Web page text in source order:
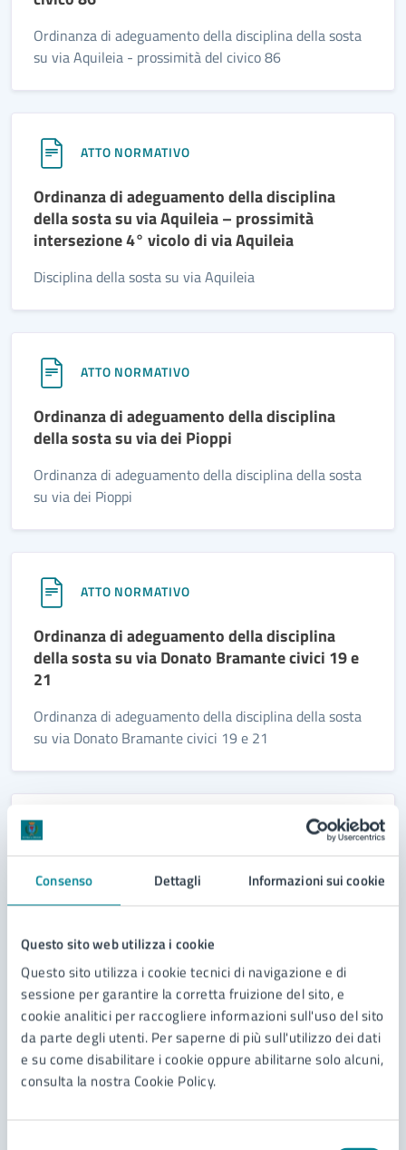
Consenso Dettagli Informazioni sui cookie
Questo sito web utilizza i cookie
Questo sito utilizza i cookie tecnici di navigazione e di
sessione per garantire la corretta fruizione del sito, e
cookie analitici per raccogliere informazioni sull'uso del sito
da parte degli utenti. Per saperne di più sull'utilizzo dei dati
e su come disabilitare i cookie oppure abilitarne solo alcuni,
consulta la nostra Cookie Policy.
Ordinanza di adeguamento della disciplina della sosta
su via Aquileia - prossimità del civico 86
ATTO NORMATIVO
Ordinanza di adeguamento della disciplina
della sosta su via Aquileia – prossimità
intersezione 4° vicolo di via Aquileia
Disciplina della sosta su via Aquileia
ATTO NORMATIVO
Ordinanza di adeguamento della disciplina
della sosta su via dei Pioppi
Ordinanza di adeguamento della disciplina della sosta
su via dei Pioppi
ATTO NORMATIVO
Ordinanza di adeguamento della disciplina
della sosta su via Donato Bramante civici 19 e
21
Ordinanza di adeguamento della disciplina della sosta
su via Donato Bramante civici 19 e 21
Ordinanza di adeguamento della disciplina
della sosta su via Flavio Gioia. Istituzione zona
su via Flavio Gioia. Istituzione zona soggetta a disco
orario